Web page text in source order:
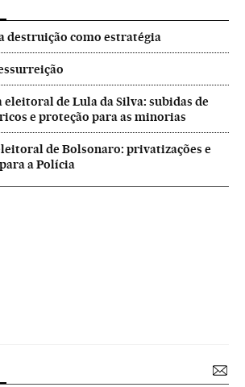
destruição como estratégia
eleitoral de Lula da Silva: subidas de
e proteção para as minorias
de Bolsonaro: privatizações e
a Polícia